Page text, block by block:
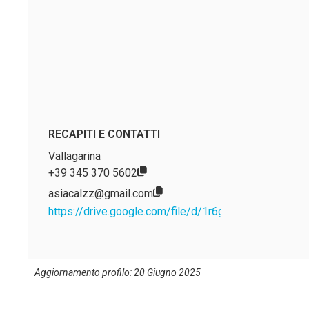
RECAPITI E CONTATTI
Vallagarina
+39 345 370 5602
asiacalzz@gmail.com
https://drive.google.com/file/d/
Aggiornamento profilo: 20 Giugno 2025